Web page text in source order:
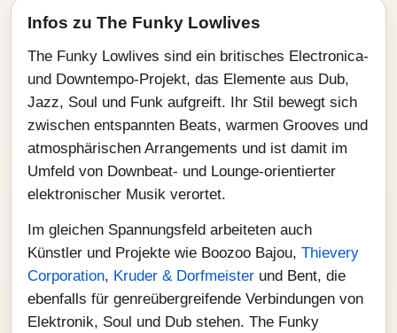
Infos zu The Funky Lowlives
The Funky Lowlives sind ein britisches Electronica-
und Downtempo-Projekt, das Elemente aus Dub,
Jazz, Soul und Funk aufgreift. Ihr Stil bewegt sich
zwischen entspannten Beats, warmen Grooves und
atmosphärischen Arrangements und ist damit im
Umfeld von Downbeat- und Lounge-orientierter
elektronischer Musik verortet.
Im gleichen Spannungsfeld arbeiteten auch
Künstler und Projekte wie Boozoo Bajou, Thievery
Corporation, Kruder & Dorfmeister und Bent, die
ebenfalls für genreübergreifende Verbindungen von
Elektronik, Soul und Dub stehen. The Funky